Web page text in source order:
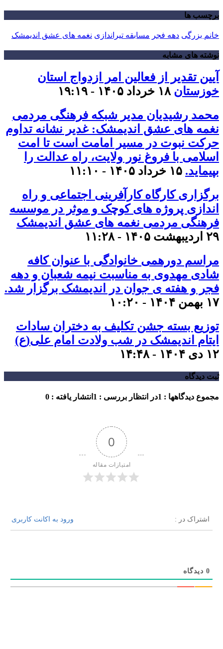
برچسب ها
خانم بزرگی دهه فجر مسابقه تیراندازی نغمه های عشق اندیمشک
نوشته های مشابه
آیین تقدیر از فعالین امر ازدواج استان
خوزستان ۱۸ خرداد ۱۴۰۵ - ۱۹:۱۹
محمد رشیدیان مدیر شبکه فرهنگی مردمی
نغمه های عشق اندیمشک: غدیر نشانه تداوم
حرکت نبوت در مسیر امامت است تا امت
اسلامی با فروغ نور ولایت، راه عدالت را
بپیماید. ۱۵ خرداد ۱۴۰۵ - ۱۱:۱۰
برگزاری کارگاه کارآفرینی اجتماعی و راه
اندازی پروژه های کوچک و موثر در موسسه
فرهنگی مردمی نغمه های عشق اندیمشک
۲۹ اردیبهشت ۱۴۰۵ - ۱۱:۲۸
مراسم دورهمی خانوادگی با عنوان کافه
شادی مهدوی به مناسبت نیمه شعبان و دهه
فجر و هفته ی جوان در اندیمشک برگزار شد.
۱۷ بهمن ۱۴۰۴ - ۱۰:۲۰
توزیع بسته جشن تکلیف به دختران سادات
ایتام اندیمشک در شب ولادت امام علی(ع)
۱۲ دی ۱۴۰۴ - ۱۴:۴۸
ثبت دیدگاه
مجموع دیدگاهها : 1 در انتظار بررسی : 1 انتشار یافته : 0
0
امتیازات مقاله
اشتراک در : ورود به اکانت کاربری
0دیدگاه